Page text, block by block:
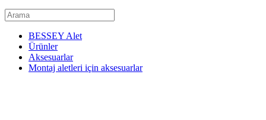
BESSEY Alet
Ürünler
Aksesuarlar
Montaj aletleri için aksesuarlar